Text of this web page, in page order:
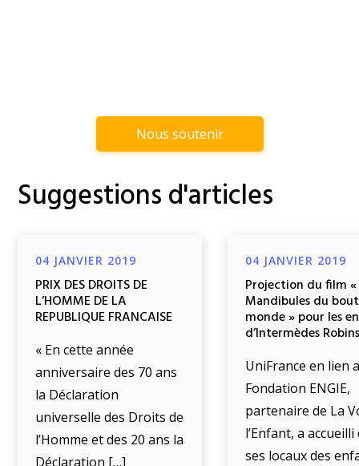
Nous soutenir
Suggestions d'articles
04 JANVIER 2019
PRIX DES DROITS DE
L’HOMME DE LA
REPUBLIQUE FRANCAISE
« En cette année
anniversaire des 70 ans
la Déclaration
universelle des Droits de
l’Homme et des 20 ans la
Déclaration […]
04 JANVIER 2019
Projection du film «
Mandibules du
monde » pour les
d’Intermèdes
UniFrance en lien
Fondation ENGIE,
partenaire de La
l’Enfant, a accueilli
ses locaux des